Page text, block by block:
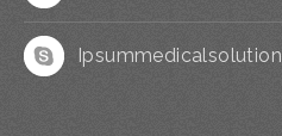
Ipsummedicalsolution